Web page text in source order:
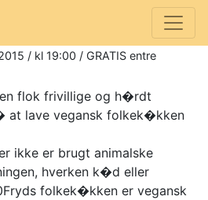
/ kl 19:00 / GRATIS entre
flok frivillige og h�rdt
lave vegansk folkek�kken
ikke er brugt animalske
hverken k�d eller
folkek�kken er vegansk